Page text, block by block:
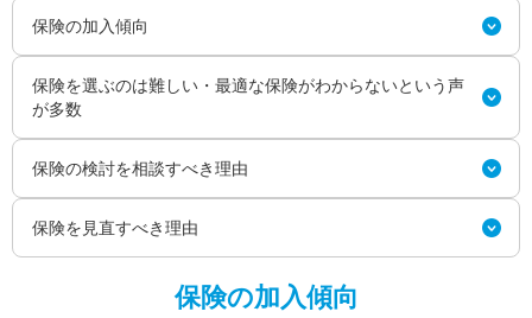
保険の加入傾向
保険を選ぶのは難しい・最適な保険がわからないという声
が多数
保険の検討を相談すべき理由
保険を見直すべき理由
保険の加入傾向